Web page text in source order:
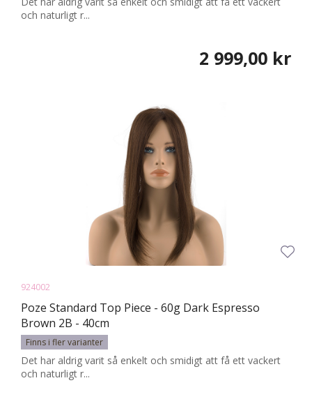
och naturligt r...
2 999,00 kr
924002
Poze Standard Top Piece - 60g Dark Espresso
Brown 2B - 40cm
Finns i fler varianter
Det har aldrig varit så enkelt och smidigt att få ett vackert
och naturligt r...